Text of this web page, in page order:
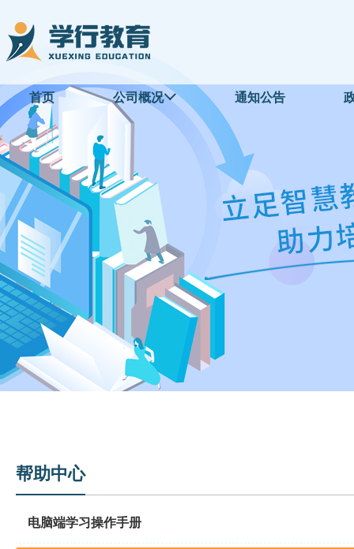
首页 公司概况 通知公告
帮助中心
电脑端学习操作手册